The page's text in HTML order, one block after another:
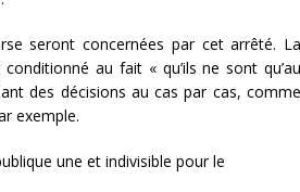
seront concernées par cet arrêté. La
au fait « qu’ils ne sont qu’au
des décisions au cas par cas, comme
exemple.
une et indivisible pour le